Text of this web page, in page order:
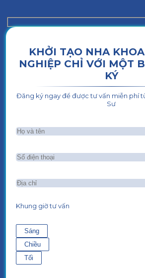
KHỞI TẠO NHA
NGHIỆP CHỈ VỚI MỘT
KÝ
Đăng ký ngay để được tư vấn miễn phí
Sư
Khung giờ tư vấn
Sáng
Chiều
Tối